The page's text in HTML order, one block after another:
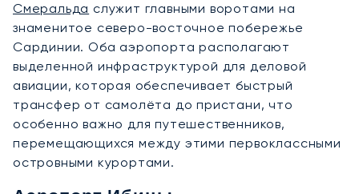
Смеральда служит главными воротами на
знаменитое северо-восточное побережье
Сардинии. Оба аэропорта располагают
выделенной инфраструктурой для деловой
авиации, которая обеспечивает быстрый
трансфер от самолёта до пристани, что
особенно важно для путешественников,
перемещающихся между этими первоклассными
островными курортами.